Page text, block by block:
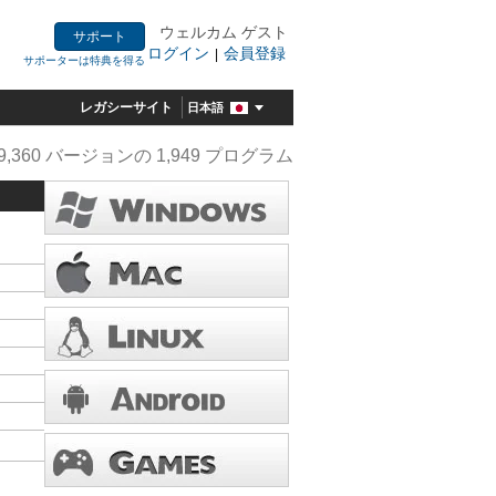
サポート
サポーターは特典を得る
ウェルカム ゲスト
ログイン | 会員登録
レガシーサイト 日本語
バージョンの 1,949 プログラム